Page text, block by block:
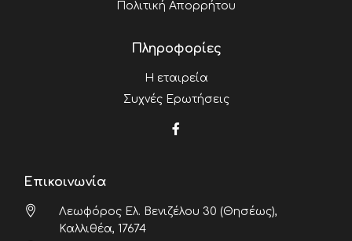
Πολιτική Απορρήτου
Πληροφορίες
Η εταιρεία
Συχνές Ερωτήσεις
Επικοινωνία
Λεωφόρος Ελ. Βενιζέλου 30 (Θησέως),
Καλλιθέα, 17674